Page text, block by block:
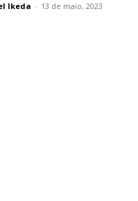
Ikeda - 13 de maio, 2023